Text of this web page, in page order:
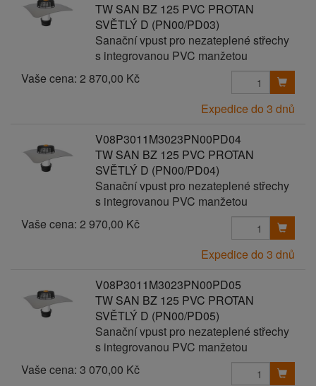
TW SAN BZ 125 PVC PROTAN
SVĚTLÝ D (PN00/PD03)
Sanační vpust pro nezateplené střechy
s integrovanou PVC manžetou
Vaše cena: 2 870,00 Kč
Expedice do 3 dnů
V08P3011M3023PN00PD04
TW SAN BZ 125 PVC PROTAN
SVĚTLÝ D (PN00/PD04)
Sanační vpust pro nezateplené střechy
s integrovanou PVC manžetou
Vaše cena: 2 970,00 Kč
Expedice do 3 dnů
V08P3011M3023PN00PD05
TW SAN BZ 125 PVC PROTAN
SVĚTLÝ D (PN00/PD05)
Sanační vpust pro nezateplené střechy
s integrovanou PVC manžetou
Vaše cena: 3 070,00 Kč